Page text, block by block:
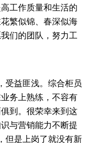
工作质量和生活的
繁似锦、春深似海
们的团队，努力工
受益匪浅。综合柜员
务上熟练，不容有
到。很荣幸来到这
与营销能力不断提
但是上岗了就没有新